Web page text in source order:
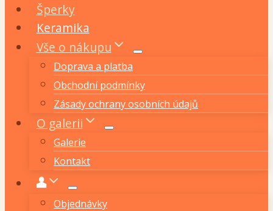
Šperky
Keramika
Vše o nákupu
Doprava a platba
Obchodní podmínky
Zásady ochrany osobních údajů
O galerii
Galerie
Kontakt
Objednávky